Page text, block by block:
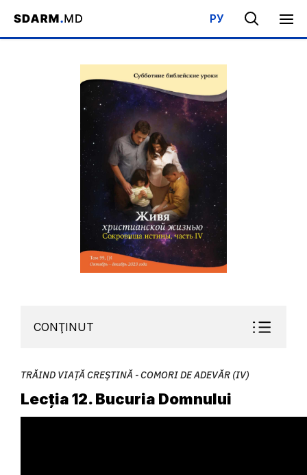
РУ
Acasa / Bibliotecă / Şcoala de Sabat / Trăind viață creştină -
CONŢINUT
TRĂIND VIAȚĂ CREŞTINĂ - COMORI DE ADEVĂR (IV)
Lecția 12. Bucuria Domnului